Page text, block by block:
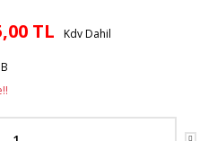
TL Kdv Dahil